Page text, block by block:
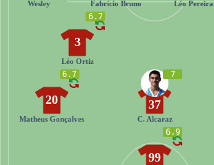
Léo Pereira
Fabrício Bruno
Wesley
6.7
3
Léo Ortiz
7
37
C. Alcaraz
6.7
20
Matheus Gonçalves
6.9
99